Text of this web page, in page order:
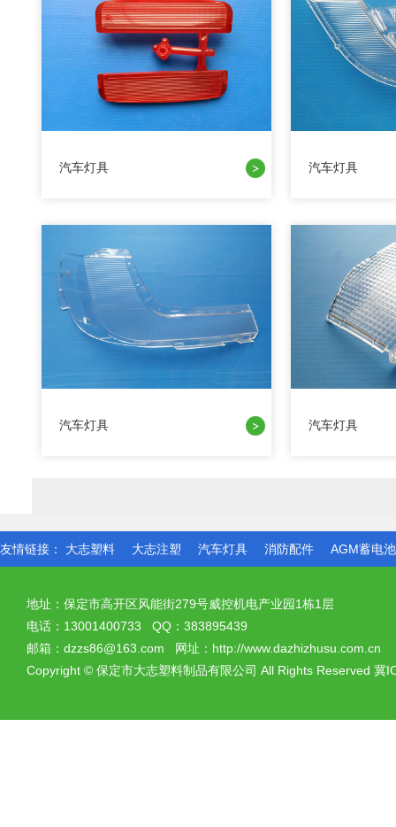
汽车灯具 汽车灯具
汽车灯具 汽车灯具
友情链接： 大志塑料 大志注塑 汽车灯具 消防配件 AGM蓄电
地址：保定市高开区风能街279号威控机电产业园1栋1层
电话：13001400733 QQ：383895439
邮箱：dzzs86@163.com 网址：http://www.dazhizhusu.com.cn
Copyright © 保定市大志塑料制品有限公司 All Rights Reserved 冀